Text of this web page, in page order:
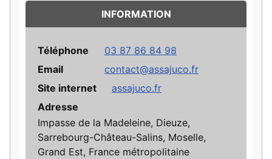
INFORMATION
Téléphone
03 87 86 84 98
Email
contact@assajuco.fr
Site internet
assajuco.fr
Adresse
Impasse de la Madeleine, Dieuze,
Sarrebourg-Château-Salins, Moselle,
Grand Est, France métropolitaine